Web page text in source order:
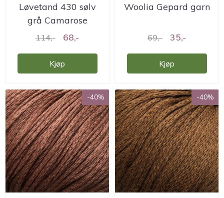
Løvetand 430 sølv
grå Camarose
114,- 68,-
Kjøp
Woolia Gepard garn
69,- 35,-
Kjøp
-40% -40%